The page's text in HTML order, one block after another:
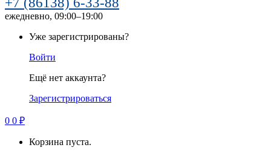
ежедневно, 09:00–19:00
Уже зарегистрированы?
Войти
Ещё нет аккаунта?
Зарегистрироваться
0 0 ₽
Корзина пуста.